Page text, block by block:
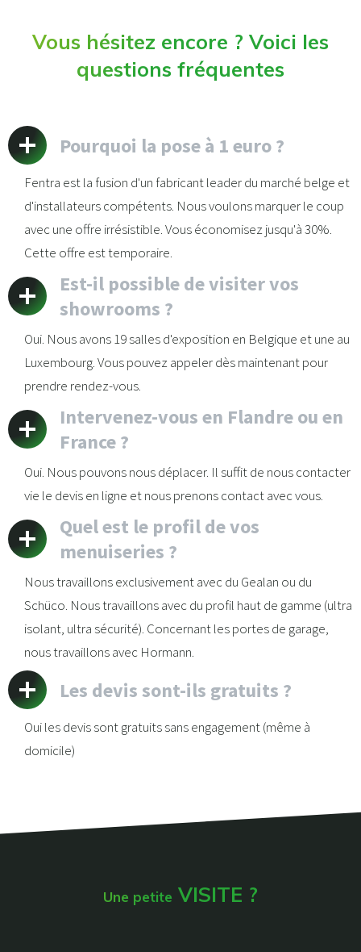
Vous hésitez encore ? Voici les
questions fréquentes
Pourquoi la pose à 1 euro ?
Fentra est la fusion d'un fabricant leader du marché belge et
d'installateurs compétents. Nous voulons marquer le coup
avec une offre irrésistible. Vous économisez jusqu'à 30%.
Cette offre est temporaire.
Est-il possible de visiter vos
showrooms ?
Oui. Nous avons 19 salles d'exposition en Belgique et une au
Luxembourg. Vous pouvez appeler dès maintenant pour
prendre rendez-vous.
Intervenez-vous en Flandre ou en
France ?
Oui. Nous pouvons nous déplacer. Il suffit de nous contacter
vie le devis en ligne et nous prenons contact avec vous.
Quel est le profil de vos
menuiseries ?
Nous travaillons exclusivement avec du Gealan ou du
Schüco. Nous travaillons avec du profil haut de gamme (ultra
isolant, ultra sécurité). Concernant les portes de garage,
nous travaillons avec Hormann.
Les devis sont-ils gratuits ?
Oui les devis sont gratuits sans engagement (même à
domicile)
Une petite VISITE ?